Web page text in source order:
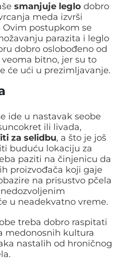
smanjuje leglo dobro
meda izvrši
Ovim postupkom se
parazita i leglo
dobro oslobođeno od
bitno, jer su to
će ući u prezimljavanje.
ide u nastavak seobe
ili livada,
za selidbu, a što je još
buduću lokaciju za
paziti na činjenicu da
proizvođača koji gaje
na prisustvo pčela
u neadekvatno vreme.
treba dobro raspitati
medonosnih kultura
nastalih od hroničnog